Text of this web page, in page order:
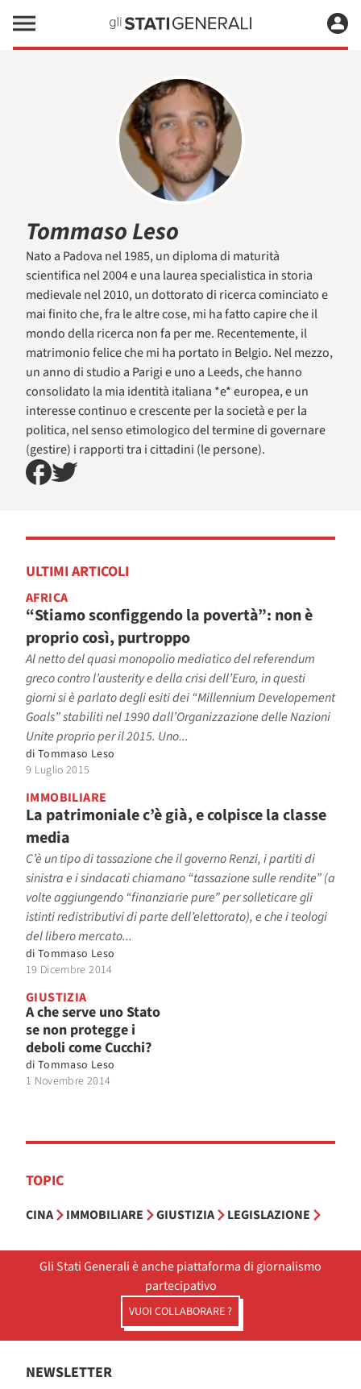
Tommaso Leso
Nato a Padova nel 1985, un diploma di maturità
scientifica nel 2004 e una laurea specialistica in storia
medievale nel 2010, un dottorato di ricerca cominciato e
mai finito che, fra le altre cose, mi ha fatto capire che il
mondo della ricerca non fa per me. Recentemente, il
matrimonio felice che mi ha portato in Belgio. Nel mezzo,
un anno di studio a Parigi e uno a Leeds, che hanno
consolidato la mia identità italiana *e* europea, e un
interesse continuo e crescente per la società e per la
politica, nel senso etimologico del termine di governare
(gestire) i rapporti tra i cittadini (le persone).
ULTIMI ARTICOLI
AFRICA
“Stiamo sconfiggendo la povertà”: non è
proprio così, purtroppo
Al netto del quasi monopolio mediatico del referendum
greco contro l’austerity e della crisi dell’Euro, in questi
giorni si è parlato degli esiti dei “Millennium Developement
Goals” stabiliti nel 1990 dall’Organizzazione delle Nazioni
Unite proprio per il 2015. Uno...
di Tommaso Leso
9 Luglio 2015
IMMOBILIARE
La patrimoniale c’è già, e colpisce la classe
media
C’è un tipo di tassazione che il governo Renzi, i partiti di
sinistra e i sindacati chiamano “tassazione sulle rendite” (a
volte aggiungendo “finanziarie pure” per solleticare gli
istinti redistributivi di parte dell’elettorato), e che i teologi
del libero mercato...
di Tommaso Leso
19 Dicembre 2014
GIUSTIZIA
A che serve uno Stato
se non protegge i
deboli come Cucchi?
di Tommaso Leso
1 Novembre 2014
TOPIC
CINA IMMOBILIARE GIUSTIZIA LEGISLAZIONE
Gli Stati Generali è anche piattaforma di giornalismo
partecipativo
VUOI COLLABORARE ?
NEWSLETTER